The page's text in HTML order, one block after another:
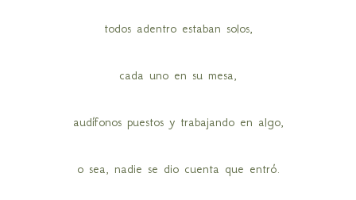
todos adentro estaban solos,
cada uno en su mesa,
audífonos puestos y trabajando en algo,
o sea, nadie se dio cuenta que entró.